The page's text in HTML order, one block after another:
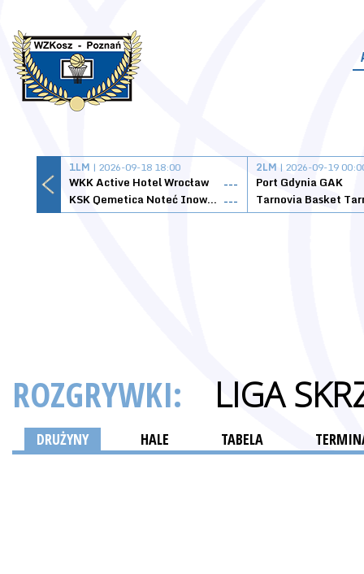
1LM | 2026-09-18 18:00
WKK Active Hotel Wrocław
---
KSK Qemetica Noteć Inowrocław ---
2LM | 2026-09-19
Port Gdynia GAK
ROZGRYWKI: LIGA
DRUŻYNY HALE TABELA